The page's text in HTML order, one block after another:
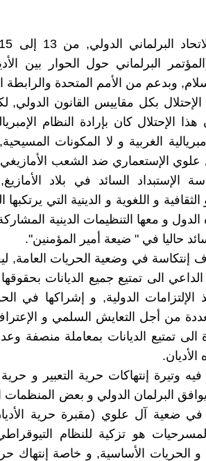
البرلماني حول الحوار بين
وبدعم من الأمم المتحدة والرابطة
بكل مقاييس القانون الدولي,
هذا الإحتلال كان بإرادة النظام
الغربية و لا المكونات
علوي الإستعماري ضد الشعب
الإستبداد السائد في بلاد
الثقافية و اللغوية و الدينية التي
و معها التنظيمات الدينية
حاليا في " ضيعة أمير المؤمنين".
إنتكاسة في وضعية الحريات العامة,
الى تمتيع جميع الديانات
الإلتزامات الدولية, و إشراكها في
من أجل التعايش السلمي و
تمتيع الديانات بمعاملة منصفة
وتيرة إنتهاكات حرية التعبير و حرية
البرلمان الدولي و بعض المنظمات
في ضعية آل علوي (مقبرة حرية
هو تزكية للنظام
و الحريات الأساسية, و خاصة إنتهاك